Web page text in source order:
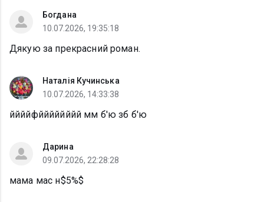
Богдана
10.07.2026, 19:35:18
Дякую за прекрасний роман.
Наталія Кучинська
10.07.2026, 14:33:38
ййййфйййййййй мм б'ю зб б'ю
Дарина
09.07.2026, 22:28:28
мама мас н$5%$